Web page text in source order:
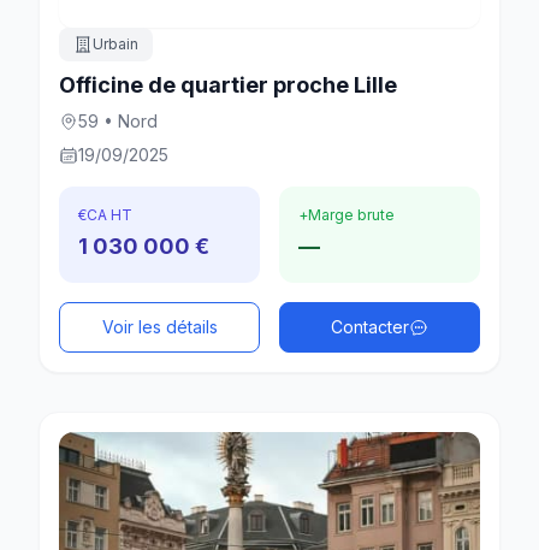
Urbain
Officine de quartier proche Lille
59 • Nord
19/09/2025
€CA HT
1 030 000 €
+Marge brute
—
Voir les détails Contacter